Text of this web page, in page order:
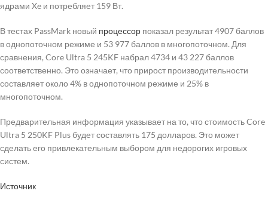
ядрами Xe и потребляет 159 Вт.
В тестах PassMark новый процессор показал результат 4907 баллов
в однопоточном режиме и 53 977 баллов в многопоточном. Для
сравнения, Core Ultra 5 245KF набрал 4734 и 43 227 баллов
соответственно. Это означает, что прирост производительности
составляет около 4% в однопоточном режиме и 25% в
многопоточном.
Предварительная информация указывает на то, что стоимость Core
Ultra 5 250KF Plus будет составлять 175 долларов. Это может
сделать его привлекательным выбором для недорогих игровых
систем.
Источник